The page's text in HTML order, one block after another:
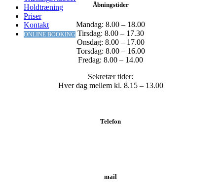
Holdtræning
Priser
Kontakt
ONLINE BOOKING
Åbningstider
Mandag: 8.00 – 18.00
Tirsdag: 8.00 – 17.30
Onsdag: 8.00 – 17.00
Torsdag: 8.00 – 16.00
Fredag: 8.00 – 14.00
Sekretær tider:
Hver dag mellem kl. 8.15 – 13.00
Telefon
mail